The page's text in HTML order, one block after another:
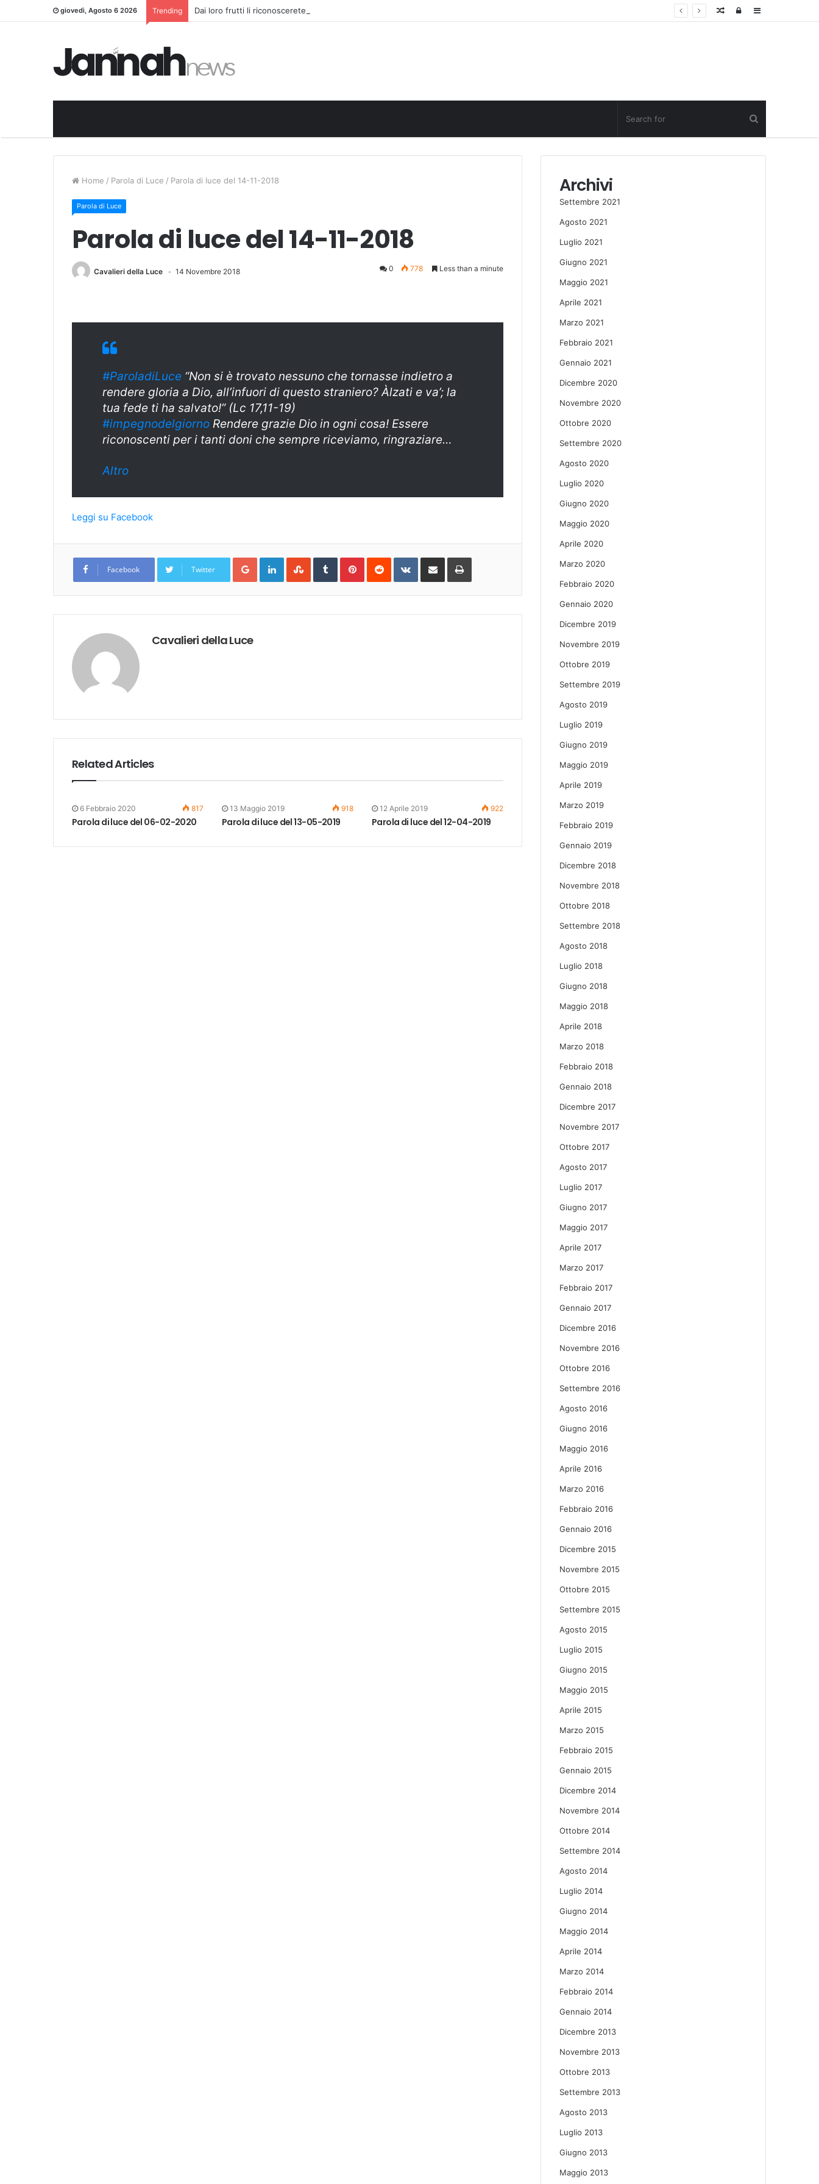
giovedì, Agosto 6 2026 Trending Dai loro frutti li riconoscerete Sidebar
Log
Random
Home / Parola di Luce / Parola di luce del 14-11-2018
Parola di Luce
Parola di luce del 14-11-2018
Cavalieri della Luce 14 Novembre 2018 0 778 Less than a minute
#ParoladiLuce “Non si è trovato nessuno che tornasse indietro a
rendere gloria a Dio, all’infuori di questo straniero? Àlzati e va’; la
tua fede ti ha salvato!” (Lc 17,11-19)
#impegnodelgiorno Rendere grazie Dio in ogni cosa! Essere
riconoscenti per i tanti doni che sempre riceviamo, ringraziare…
Altro
Leggi su Facebook
Facebook Twitter
Google+LinkedInStumbleUpon
TumblrPinterestReddit VKontakteShare
Email
Print
Cavalieri della Luce
Related Articles
6 Febbraio 2020 817
Parola di luce del 06-02-2020
13 Maggio 2019 918
Parola di luce del 13-05-2019
12 Aprile 2019 922
Parola di luce del 12-04-2019
Archivi
Settembre 2021
Agosto 2021
Luglio 2021
Giugno 2021
Maggio 2021
Aprile 2021
Marzo 2021
Febbraio 2021
Gennaio 2021
Dicembre 2020
Novembre 2020
Ottobre 2020
Settembre 2020
Agosto 2020
Luglio 2020
Giugno 2020
Maggio 2020
Aprile 2020
Marzo 2020
Febbraio 2020
Gennaio 2020
Dicembre 2019
Novembre 2019
Ottobre 2019
Settembre 2019
Agosto 2019
Luglio 2019
Giugno 2019
Maggio 2019
Aprile 2019
Marzo 2019
Febbraio 2019
Gennaio 2019
Dicembre 2018
Novembre 2018
Ottobre 2018
Settembre 2018
Agosto 2018
Luglio 2018
Giugno 2018
Maggio 2018
Aprile 2018
Marzo 2018
Febbraio 2018
Gennaio 2018
Dicembre 2017
Novembre 2017
Ottobre 2017
Agosto 2017
Luglio 2017
Giugno 2017
Maggio 2017
Aprile 2017
Marzo 2017
Febbraio 2017
Gennaio 2017
Dicembre 2016
Novembre 2016
Ottobre 2016
Settembre 2016
Agosto 2016
Giugno 2016
Maggio 2016
Aprile 2016
Marzo 2016
Febbraio 2016
Gennaio 2016
Dicembre 2015
Novembre 2015
Ottobre 2015
Settembre 2015
Agosto 2015
Luglio 2015
Giugno 2015
Maggio 2015
Aprile 2015
Marzo 2015
Febbraio 2015
Gennaio 2015
Dicembre 2014
Novembre 2014
Ottobre 2014
Settembre 2014
Agosto 2014
Luglio 2014
Giugno 2014
Maggio 2014
Aprile 2014
Marzo 2014
Febbraio 2014
Gennaio 2014
Dicembre 2013
Novembre 2013
Ottobre 2013
Settembre 2013
Agosto 2013
Luglio 2013
Giugno 2013
Maggio 2013